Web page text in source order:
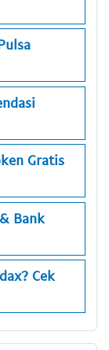
Gratis
Bank
Cek